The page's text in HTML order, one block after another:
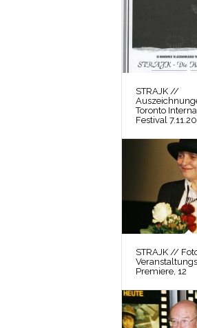
STRAJK //
Toronto
Festival
STRAJK //
Premiere, 12